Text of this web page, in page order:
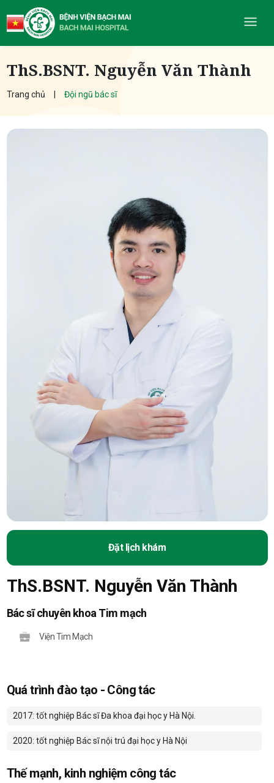
ThS.BSNT. Nguyễn Văn Thành
Trang chủ Đội ngũ bác sĩ
Đặt lịch khám
ThS.BSNT. Nguyễn Văn Thành
Bác sĩ chuyên khoa Tim mạch
Viện Tim Mạch
Quá trình đào tạo - Công tác
2017: tốt nghiệp Bác sĩ Đa khoa đại học y Hà Nội.
2020: tốt nghiệp Bác sĩ nội trú đại học y Hà Nội
Thế mạnh, kinh nghiệm công tác